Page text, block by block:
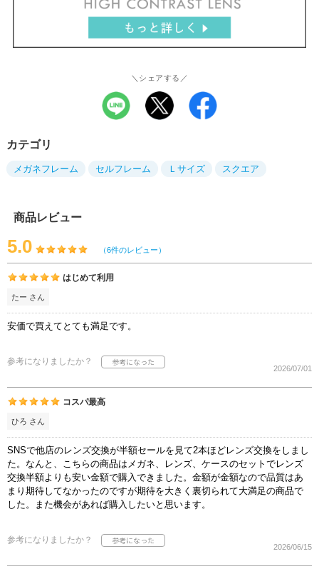
＼シェアする／
カテゴリ
メガネフレーム セルフレーム Ｌサイズ スクエア
商品レビュー
5.0 （6件のレビュー）
はじめて利用
たー さん
安価で買えてとても満足です。
参考になりましたか？
2026/07/01
コスパ最高
ひろ さん
SNSで他店のレンズ交換が半額セールを見て2本ほどレンズ交換をしまし
た。なんと、こちらの商品はメガネ、レンズ、ケースのセットでレンズ
交換半額よりも安い金額で購入できました。金額が金額なので品質はあ
まり期待してなかったのですが期待を大きく裏切られて大満足の商品で
した。また機会があれば購入したいと思います。
参考になりましたか？
2026/06/15